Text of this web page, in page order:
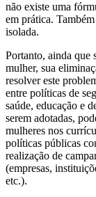
não existe uma
em prática.
isolada.
Portanto, ainda que
mulher, sua
resolver este
entre políticas de
saúde, educação e
serem adotadas,
mulheres nos
políticas públicas
realização de
(empresas,
etc.).